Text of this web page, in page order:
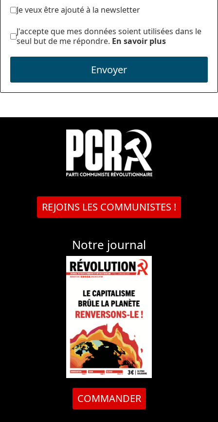
Je veux être ajouté à la newsletter
J'accepte que mes données soient utilisées dans le
seul but de me répondre. En savoir plus
Envoyer
REJOINS LES COMMUNISTES !
Notre journal
COMMANDER